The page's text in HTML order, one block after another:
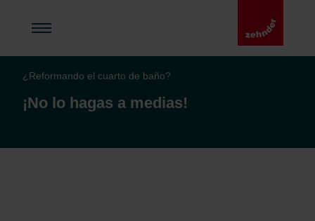
¿Reformando el cuarto de baño?
¡No lo hagas a medias!